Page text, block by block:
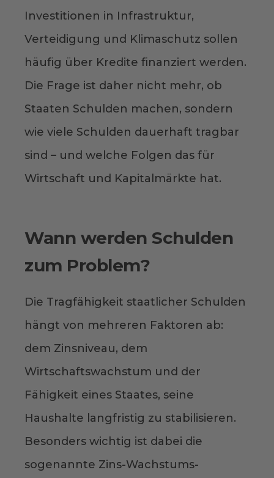
Investitionen in Infrastruktur,
Verteidigung und Klimaschutz sollen
häufig über Kredite finanziert werden.
Die Frage ist daher nicht mehr, ob
Staaten Schulden machen, sondern
wie viele Schulden dauerhaft tragbar
sind – und welche Folgen das für
Wirtschaft und Kapitalmärkte hat.
Wann werden Schulden
zum Problem?
Die Tragfähigkeit staatlicher Schulden
hängt von mehreren Faktoren ab:
dem Zinsniveau, dem
Wirtschaftswachstum und der
Fähigkeit eines Staates, seine
Haushalte langfristig zu stabilisieren.
Besonders wichtig ist dabei die
sogenannte Zins-Wachstums-